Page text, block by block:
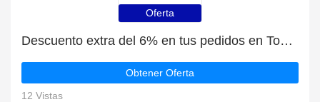
Oferta
Descuento extra del 6% en tus pedidos en Toysrus
Obtener Oferta
12 Vistas